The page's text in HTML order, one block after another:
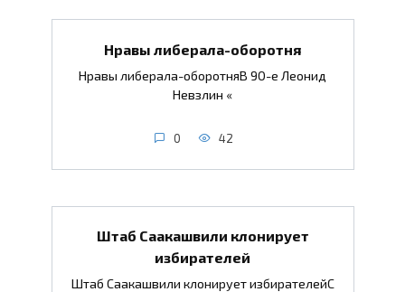
Нравы либерала-оборотня
Нравы либерала-оборотняВ 90-е Леонид
Невзлин «
0 42
Штаб Саакашвили клонирует
избирателей
Штаб Саакашвили клонирует избирателейС